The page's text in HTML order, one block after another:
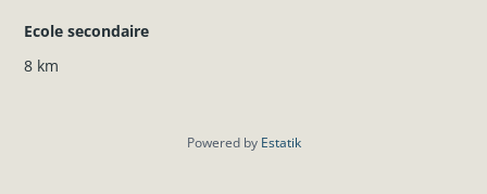
Ecole secondaire
8 km
Powered by Estatik